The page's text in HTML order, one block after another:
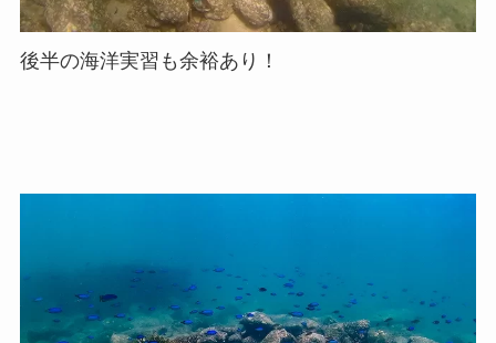
後半の海洋実習も余裕あり！